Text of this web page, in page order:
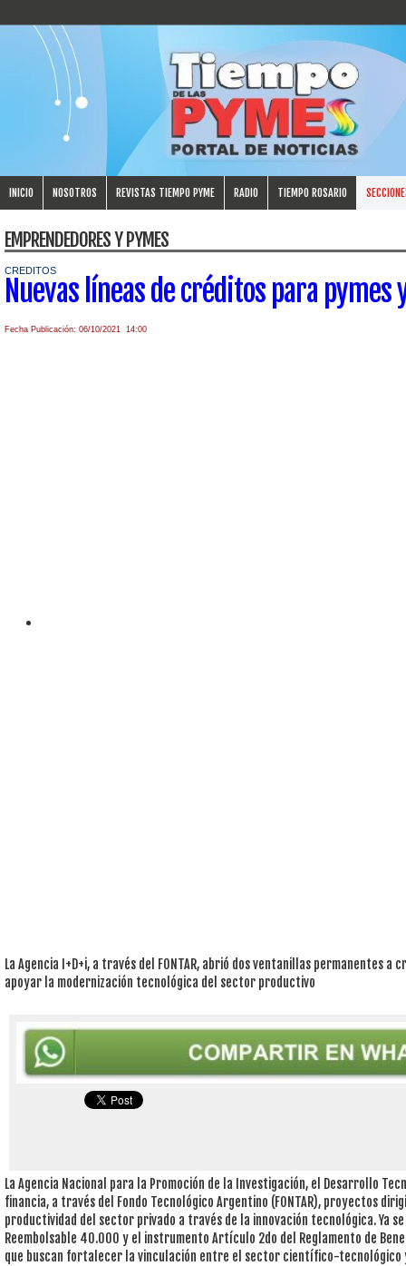
INICIO NOSOTROS REVISTAS TIEMPO PYME RADIO TIEMPO ROSARIO
EMPRENDEDORES Y PYMES
CREDITOS
Nuevas líneas de créditos para pymes
Fecha Publicación: 06/10/2021 14:00
La Agencia I+D+i, a través del FONTAR, abrió dos ventanillas permanentes
apoyar la modernización tecnológica del sector productivo
La Agencia Nacional para la Promoción de la Investigación, el Desarrollo
financia, a través del Fondo Tecnológico Argentino (FONTAR), proyectos
productividad del sector privado a través de la innovación tecnológica. Ya
Reembolsable 40.000 y el instrumento Artículo 2do del Reglamento de
que buscan fortalecer la vinculación entre el sector científico-tecnológico